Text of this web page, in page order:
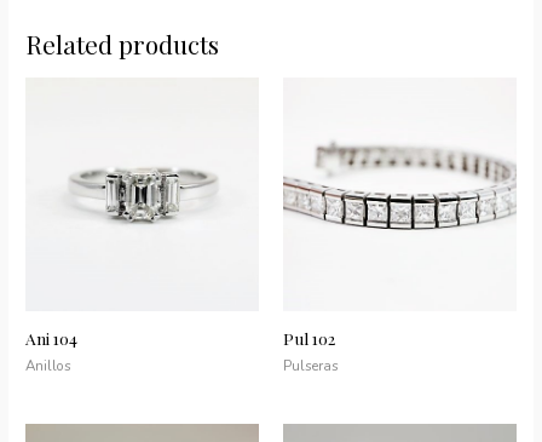
Related products
Ani 104
Anillos
Pul 102
Pulseras